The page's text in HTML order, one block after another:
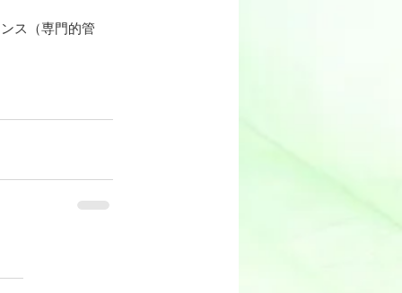
ス（専門的管